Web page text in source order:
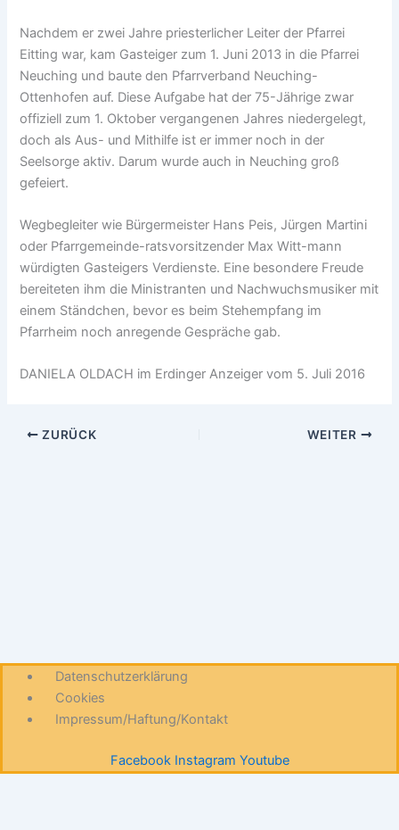
Nachdem er zwei Jahre priesterlicher Leiter der Pfarrei
Eitting war, kam Gasteiger zum 1. Juni 2013 in die Pfarrei
Neuching und baute den Pfarrverband Neuching-
Ottenhofen auf. Diese Aufgabe hat der 75-Jährige zwar
offiziell zum 1. Oktober vergangenen Jahres niedergelegt,
doch als Aus- und Mithilfe ist er immer noch in der
Seelsorge aktiv. Darum wurde auch in Neuching groß
gefeiert.
Wegbegleiter wie Bürgermeister Hans Peis, Jürgen Martini
oder Pfarrgemeinde-ratsvorsitzender Max Witt-mann
würdigten Gasteigers Verdienste. Eine besondere Freude
bereiteten ihm die Ministranten und Nachwuchsmusiker mit
einem Ständchen, bevor es beim Stehempfang im
Pfarrheim noch anregende Gespräche gab.
DANIELA OLDACH im Erdinger Anzeiger vom 5. Juli 2016
ZURÜCK WEITER
Datenschutzerklärung
Cookies
Impressum/Haftung/Kontakt
Facebook Instagram Youtube